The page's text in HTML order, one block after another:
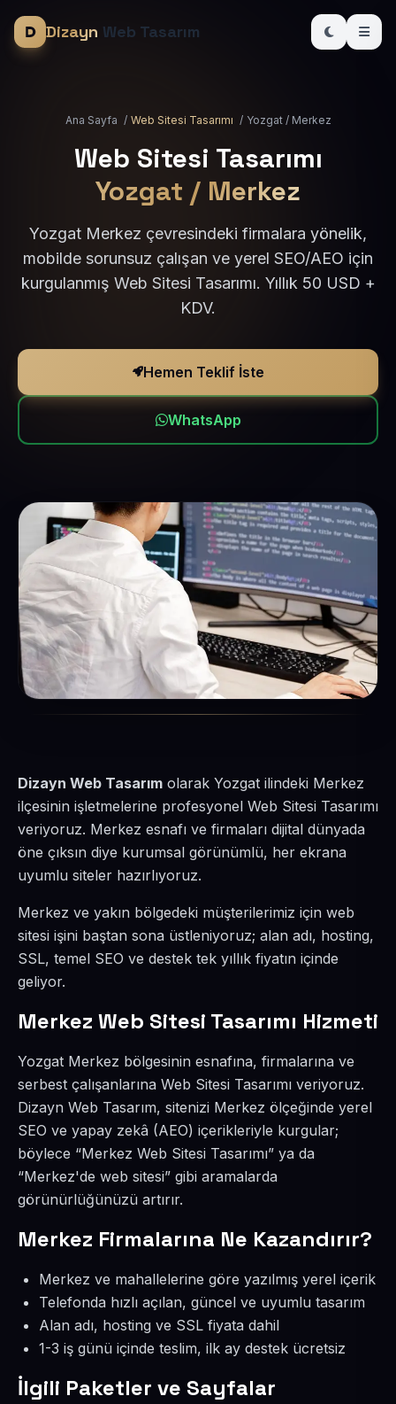
Dizayn Web Tasarım
Ana Sayfa / Web Sitesi Tasarımı / Yozgat / Merkez
Web Sitesi Tasarımı
Yozgat / Merkez
Yozgat Merkez çevresindeki firmalara yönelik,
mobilde sorunsuz çalışan ve yerel SEO/AEO için
kurgulanmış Web Sitesi Tasarımı. Yıllık 50 USD +
KDV.
Hemen Teklif İste
WhatsApp
Dizayn Web Tasarım olarak Yozgat ilindeki Merkez
ilçesinin işletmelerine profesyonel Web Sitesi Tasarımı
veriyoruz. Merkez esnafı ve firmaları dijital dünyada
öne çıksın diye kurumsal görünümlü, her ekrana
uyumlu siteler hazırlıyoruz.
Merkez ve yakın bölgedeki müşterilerimiz için web
sitesi işini baştan sona üstleniyoruz; alan adı, hosting,
SSL, temel SEO ve destek tek yıllık fiyatın içinde
geliyor.
Merkez Web Sitesi Tasarımı Hizmeti
Yozgat Merkez bölgesinin esnafına, firmalarına ve
serbest çalışanlarına Web Sitesi Tasarımı veriyoruz.
Dizayn Web Tasarım, sitenizi Merkez ölçeğinde yerel
SEO ve yapay zekâ (AEO) içerikleriyle kurgular;
böylece “Merkez Web Sitesi Tasarımı” ya da
“Merkez'de web sitesi” gibi aramalarda
görünürlüğünüzü artırır.
Merkez Firmalarına Ne Kazandırır?
Merkez ve mahallelerine göre yazılmış yerel içerik
Telefonda hızlı açılan, güncel ve uyumlu tasarım
Alan adı, hosting ve SSL fiyata dahil
1-3 iş günü içinde teslim, ilk ay destek ücretsiz
İlgili Paketler ve Sayfalar